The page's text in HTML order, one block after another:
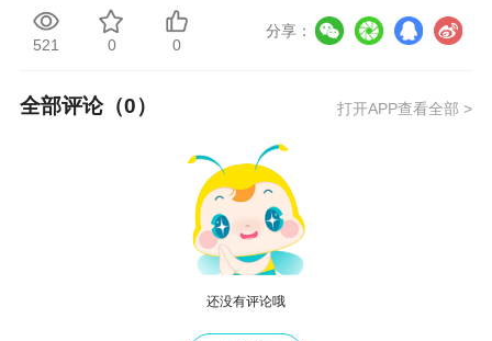
3.已报名参加2024年8月31日-9月1日注册会计师
4.已经取得全科合格者，或经依法认定或者考核
参加注册会计师全国统一考试的报名人员，应当
通过注册会计师全国统一考试网上报名系统
（https://cpaexam.cicpa.org.cn，简称网报系
521 0 0
分享：
全部评论（0） 打开APP查看全部 >
还没有评论哦